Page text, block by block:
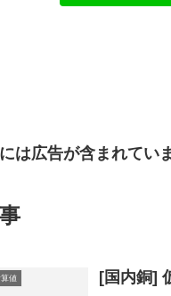
は広告が含まれてい
値 [国内銅]